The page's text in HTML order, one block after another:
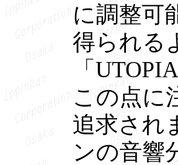
に調整可
得られる
「
この点に
追求され
ンの音響